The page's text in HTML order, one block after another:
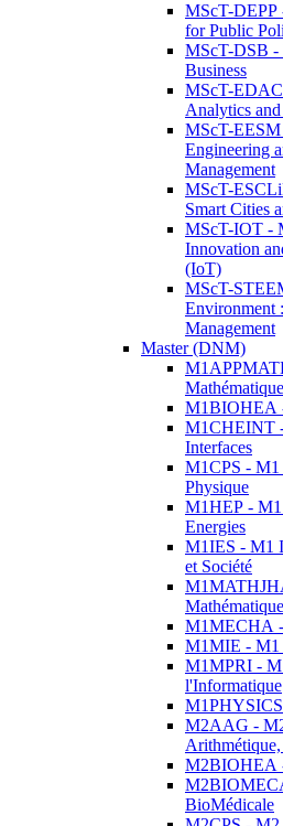
MScT-DEPP
for Public
MScT-DSB -
Business
MScT-
Analytics
MScT-
Engineering
Management
MScT-
Smart Cities
MScT-IOT -
Innovation
(IoT)
MScT-
Environment
Management
Master (DNM)
M1BIOHEA
M1CHEINT
Interfaces
M1CPS - M1
Physique
M1HEP - M1
Energies
M1IES - M1
et Société
M1MECHA
M1MIE - M1
M1MPRI -
l'Informatique
M2AAG -
M2BIOHEA
BioMédicale